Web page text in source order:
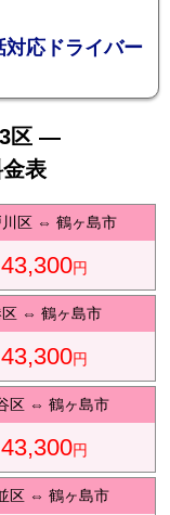
め
プ
対応ドライバー
区 —
表
区⇔ 鶴ヶ島市
43,300円
⇔ 鶴ヶ島市
43,300円
区⇔ 鶴ヶ島市
43,300円
区⇔ 鶴ヶ島市